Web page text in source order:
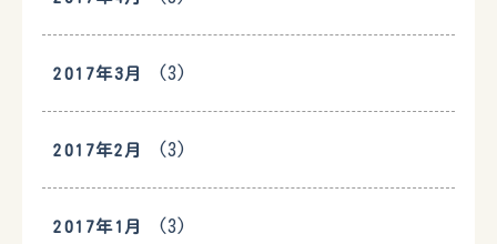
2017年3月 (3)
2017年2月 (3)
2017年1月 (3)